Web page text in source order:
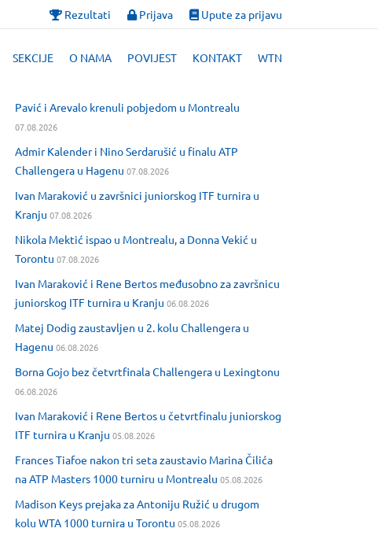
Rezultati Prijava Upute za prijavu
SEKCIJE O NAMA POVIJEST KONTAKT WTN
Pavić i Arevalo krenuli pobjedom u Montrealu
07.08.2026
Admir Kalender i Nino Serdarušić u finalu ATP
Challengera u Hagenu 07.08.2026
Ivan Maraković u završnici juniorskog ITF turnira u
Kranju 07.08.2026
Nikola Mektić ispao u Montrealu, a Donna Vekić u
Torontu 07.08.2026
Ivan Maraković i Rene Bertos međusobno za završnicu
juniorskog ITF turnira u Kranju 06.08.2026
Matej Dodig zaustavljen u 2. kolu Challengera u
Hagenu 06.08.2026
Borna Gojo bez četvrtfinala Challengera u Lexingtonu
06.08.2026
Ivan Maraković i Rene Bertos u četvrtfinalu juniorskog
ITF turnira u Kranju 05.08.2026
Frances Tiafoe nakon tri seta zaustavio Marina Čilića
na ATP Masters 1000 turniru u Montrealu 05.08.2026
Madison Keys prejaka za Antoniju Ružić u drugom
kolu WTA 1000 turnira u Torontu 05.08.2026